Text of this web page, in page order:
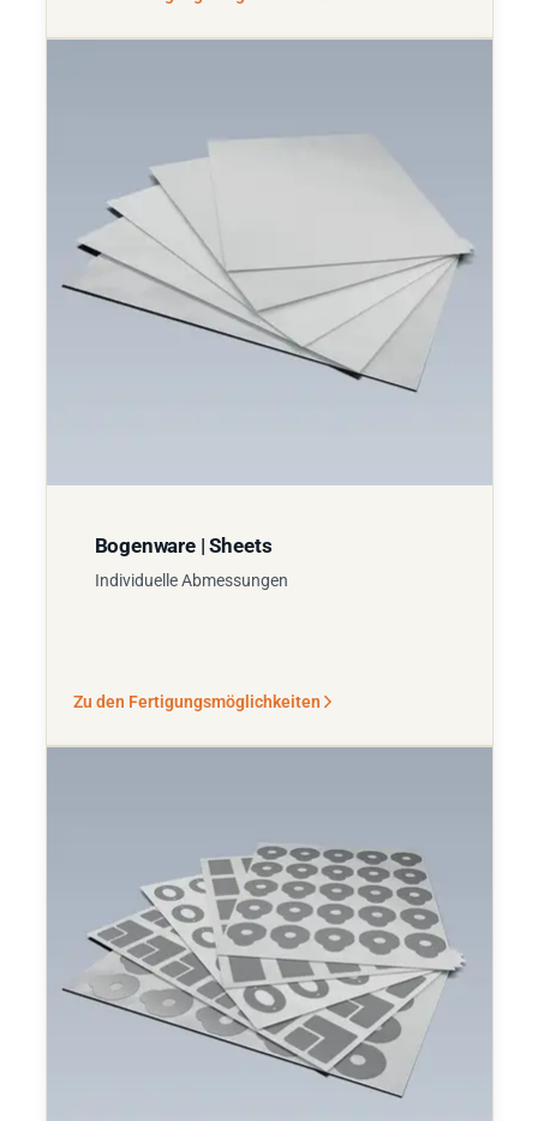
Bogenware | Sheets
Individuelle Abmessungen
Zu den Fertigungsmöglichkeiten